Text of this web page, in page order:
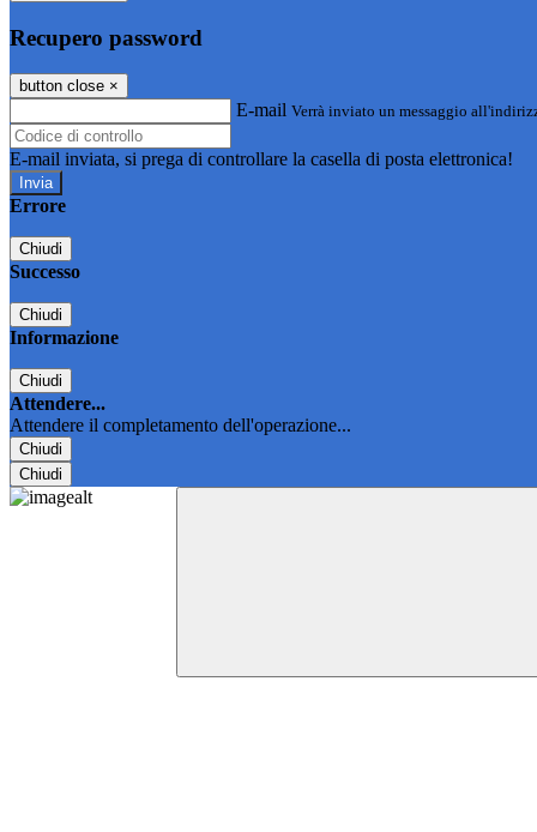
Recupero password
button close ×
E-mail Verrà inviato un messaggio
E-mail inviata, si prega di controllare la casella di posta elettronica!
Errore
Chiudi
Successo
Chiudi
Informazione
Chiudi
Attendere...
Attendere il completamento dell'operazione...
Chiudi
Chiudi